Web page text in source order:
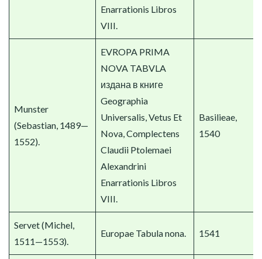
Enarrationis Libros
VIII.
Munster
(Sebastian, 1489—
1552).
EVROPA PRIMA
NOVA TABVLA
издана в книге
Geographia
Universalis, Vetus Et
Nova, Complectens
Claudii Ptolemaei
Alexandrini
Enarrationis Libros
VIII.
Basilieae,
1540
Servet (Michel,
1511—1553).
Europae Tabula nona. 1541